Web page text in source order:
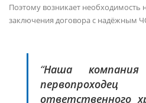
Поэтому возникает необходимость
заключения договора с надёжным
“Наша
ответственного